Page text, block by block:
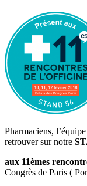
Pharmaciens,
retrouver sur notre
aux 11èmes
Congrès de Paris (